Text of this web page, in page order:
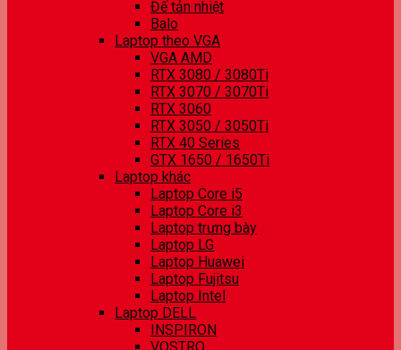
Đế tản nhiệt
Balo
Laptop theo VGA
VGA AMD
RTX 3080 / 3080Ti
RTX 3070 / 3070Ti
RTX 3060
RTX 3050 / 3050Ti
RTX 40 Series
GTX 1650 / 1650Ti
Laptop khác
Laptop Core i5
Laptop Core i3
Laptop trưng bày
Laptop LG
Laptop Huawei
Laptop Fujitsu
Laptop Intel
Laptop DELL
INSPIRON